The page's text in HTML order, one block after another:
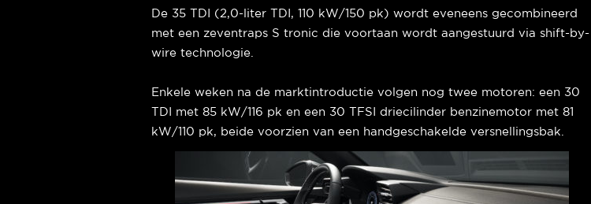
De 35 TDI (2,0-liter TDI, 110 kW/150 pk) wordt eveneens gecombineerd
met een zeventraps S tronic die voortaan wordt aangestuurd via shift-by-
wire technologie.
Enkele weken na de marktintroductie volgen nog twee motoren: een 30
TDI met 85 kW/116 pk en een 30 TFSI driecilinder benzinemotor met 81
kW/110 pk, beide voorzien van een handgeschakelde versnellingsbak.